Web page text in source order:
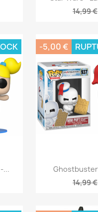
14,99 €
...
14,99 €
-5,00 €
